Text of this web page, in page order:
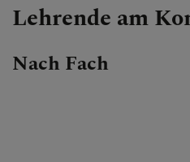
Lehrende am
Nach Fach